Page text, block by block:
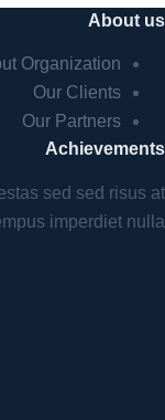
About us
Organization
Our Clients
Our Partners
Achievements
sed sed risus at
imperdiet nulla.